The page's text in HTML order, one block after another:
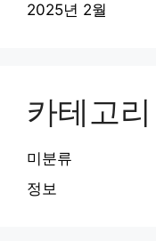
2025년 2월
카테고리
미분류
정보